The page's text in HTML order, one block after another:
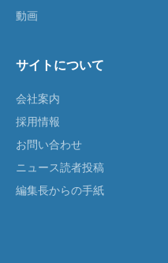
動画
サイトについて
会社案内
採用情報
お問い合わせ
ニュース読者投稿
編集長からの手紙